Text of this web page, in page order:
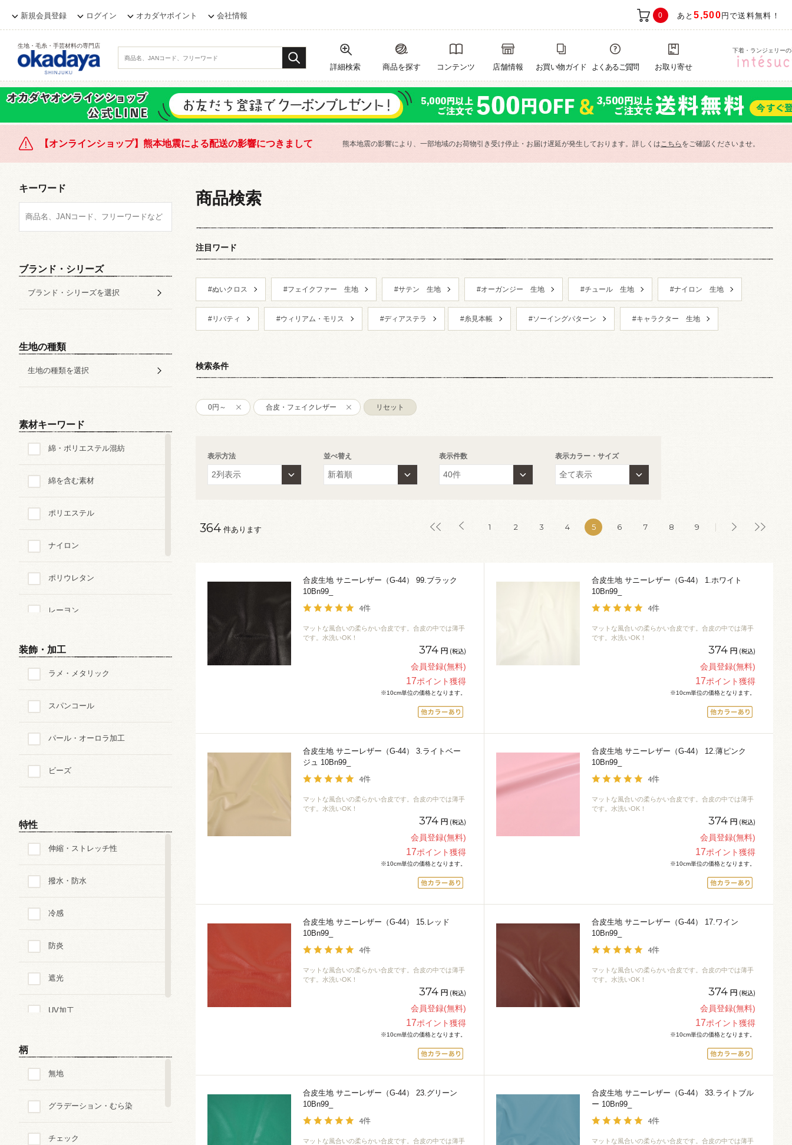
新規会員登録 ログイン オカダヤポイント 会社情報 0 あと5,500 円で送料無料！
生地・毛糸・手芸材料の専門店
詳細検索 商品を探す コンテンツ 店舗情報 お買い物ガイド よくあるご質問 お取り寄せ
下着・ランジェリー
【オンラインショップ】熊本地震による配送の影響につきまして 熊本地震の影響により、一部地域のお荷物引き受け停止・お届け遅延が発生しております。詳しくはこちら をご確認くださいませ。
キーワード
ブランド・シリーズ
ブランド・シリーズを選択
生地の種類
生地の種類を選択
素材キーワード
綿・ポリエステル混紡
綿を含む素材
ポリエステル
ナイロン
ポリウレタン
レーヨン
その他の素材
装飾・加工
ラメ・メタリック
スパンコール
パール・オーロラ加工
ビーズ
特性
伸縮・ストレッチ性
撥水・防水
冷感
防炎
遮光
UV加工
柄
無地
グラデーション・むら染
チェック
商品検索
注目ワード
#ぬいクロス #フェイクファー 生地 #サテン 生地 #オーガンジー 生地 #チュール 生地 #ナイロン 生地
#リバティ #ウィリアム・モリス #ディアステラ #糸見本帳 #ソーイングパターン #キャラクター 生地
検索条件
0円～ 合皮・フェイクレザー リセット
表示方法 並べ替え 表示件数 表示カラー・サイズ
364 件あります 1 2 3 4 5 6 7 8 9
合皮生地 サニーレザー（G-44） 99.ブラック
10Bn99_
4件
マットな風合いの柔らかい合皮です。合皮の中では薄手
です。水洗いOK！
374 円 (税込)
会員登録(無料)
17ポイント獲得
※10cm単位の価格となります。
合皮生地 サニーレザー（G-44） 1.ホワイト
10Bn99_
4件
マットな風合いの柔らかい合皮です。合皮の中では薄手
です。水洗いOK！
374 円 (税込)
会員登録(無料)
17ポイント獲得
※10cm単位の価格となります。
合皮生地 サニーレザー（G-44） 3.ライトベー
ジュ 10Bn99_
4件
マットな風合いの柔らかい合皮です。合皮の中では薄手
です。水洗いOK！
374 円 (税込)
会員登録(無料)
17ポイント獲得
※10cm単位の価格となります。
合皮生地 サニーレザー（G-44） 12.薄ピンク
10Bn99_
4件
マットな風合いの柔らかい合皮です。合皮の中では薄手
です。水洗いOK！
374 円 (税込)
会員登録(無料)
17ポイント獲得
※10cm単位の価格となります。
合皮生地 サニーレザー（G-44） 15.レッド
10Bn99_
4件
マットな風合いの柔らかい合皮です。合皮の中では薄手
です。水洗いOK！
374 円 (税込)
会員登録(無料)
17ポイント獲得
※10cm単位の価格となります。
合皮生地 サニーレザー（G-44） 17.ワイン
10Bn99_
4件
マットな風合いの柔らかい合皮です。合皮の中では薄手
です。水洗いOK！
374 円 (税込)
会員登録(無料)
17ポイント獲得
※10cm単位の価格となります。
合皮生地 サニーレザー（G-44） 23.グリーン
10Bn99_
4件
マットな風合いの柔らかい合皮です。合皮の中では薄手
合皮生地 サニーレザー（G-44） 33.ライトブル
ー 10Bn99_
4件
マットな風合いの柔らかい合皮です。合皮の中では薄手